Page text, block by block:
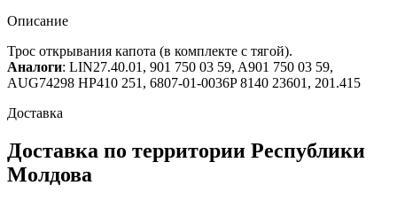
Описание
Трос открывания капота (в комплекте с тягой).
Аналоги: LIN27.40.01, 901 750 03 59, A901 750 03 59,
AUG74298 HP410 251, 6807-01-0036P 8140 23601, 201.415
Доставка
Доставка по территории Республики
Молдова